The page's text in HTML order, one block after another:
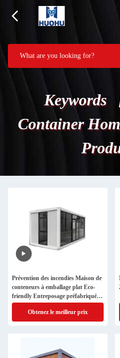
Keywords
Container
Prévention des incendies Maison de
conteneurs à emballage plat Eco-
friendly Entreposage préfabriqué
Maison de conteneurs
Obtenez le meilleur prix